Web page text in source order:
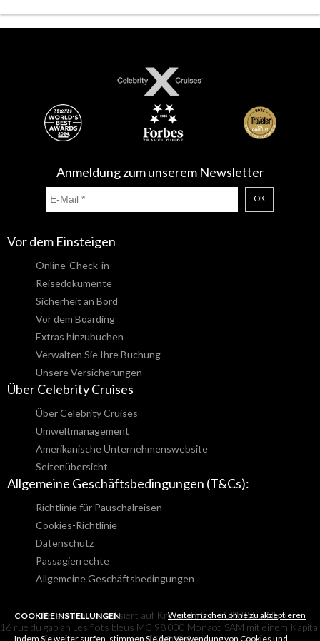
COOKIE EINSTELLUNGEN Weitermachen ohne zu akzeptieren
Indem Sie weiter surfen, stimmen Sie der Verwendung von Cookies und
Anmeldung zum unserem Newsletter
OK
Vor dem Einsteigen
Online-Check-in
Reisedokumente
Sicherheit an Bord
Vor dem Boarding
Extras hinzubuchen
Verwalten Sie Ihre Buchung
Unsere Versicherungen
Über Celebrity Cruises
Über Celebrity Cruises
Umweltmanagement
Amerikanische Unternehmenswebsite
Seitenübersicht
Allgemeine Geschäftsbedingungen (T&Cs):
Richtlinie für Pauschalreisen
Cookies-Richtlinie
Datenschutz
Passagierrechte
Allgemeine Geschäftsbedingungen
Reisebüro spezialisiert auf Kreuzfahrten - CRUISELINE
16 rue du gabian Les flots bleus MC 98 000 Monaco SAM mit einem Kapital